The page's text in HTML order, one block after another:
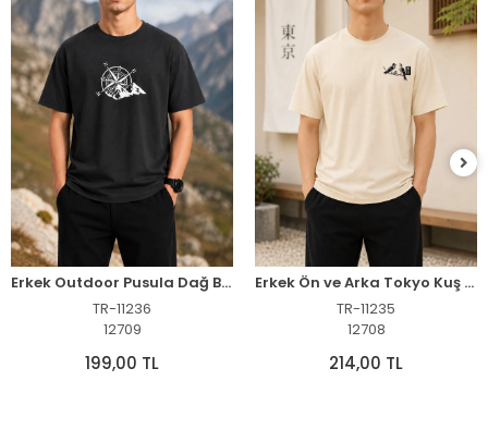
Erkek Outdoor Pusula Dağ Baskılı Kısa Kollu Oversize T-Shirt - Siyah
TR-11236
12709
199,00 TL
Erkek Ön ve Arka Tokyo Kuş Çiçek Baskılı Oversize T-Shirt - Ekru
TR-11235
12708
214,00 TL